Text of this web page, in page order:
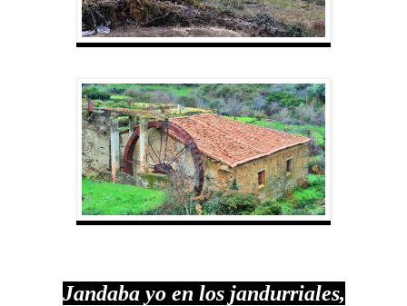
Jandaba yo en los jandurriales,